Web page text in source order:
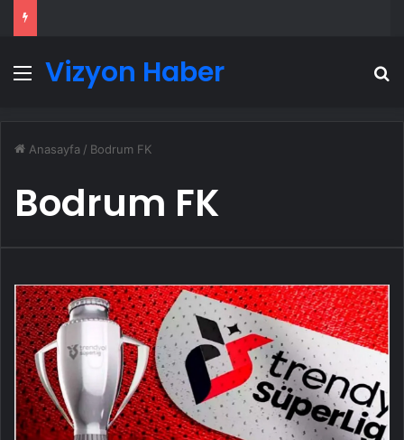
Menü
Vizyon Haber
Anasayfa / Bodrum FK
Bodrum FK